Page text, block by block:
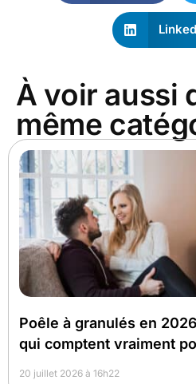
À voir aussi
même
Poêle à granulés en
qui comptent vraiment
20 juillet 2026 à 16h22